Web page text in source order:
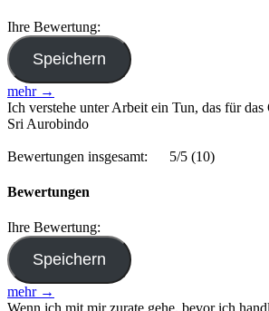
Ihre Bewertung:
mehr →
Ich verstehe unter Arbeit ein Tun, das für
Sri Aurobindo
Bewertungen insgesamt: 5/5 (10)
Bewertungen
Ihre Bewertung:
mehr →